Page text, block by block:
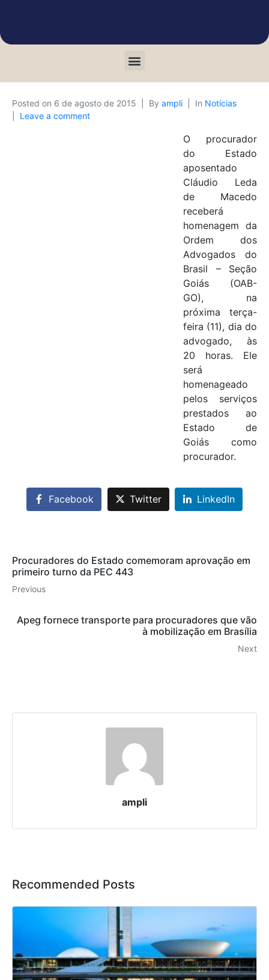
Posted on 6 de agosto de 2015 By ampli In Notícias
Leave a comment
O procurador
do Estado
aposentado
Cláudio Leda
de Macedo
receberá
homenagem da
Ordem dos
Advogados do
Brasil – Seção
Goiás (OAB-
GO), na
próxima terça-
feira (11), dia do
advogado, às
20 horas. Ele
será
homenageado
pelos serviços
prestados ao
Estado de
Goiás como
procurador.
Facebook Twitter LinkedIn
Procuradores do Estado comemoram aprovação em
primeiro turno da PEC 443
Previous
Apeg fornece transporte para procuradores que vão
à mobilização em Brasília
Next
ampli
Recommended Posts